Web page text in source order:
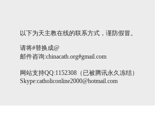
以下为天主教在线的联系方式，谨防假冒。
请将#替换成@
邮件咨询:chinacath.org#gmail.com
网站支持QQ:1152308（已被腾讯永久冻结）
Skype:catholiconline2000@hotmail.com